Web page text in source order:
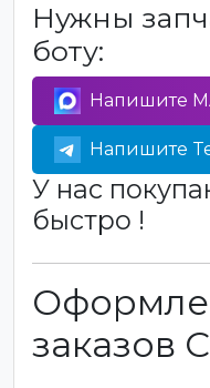
Нужны
боту:
Напишите
Напишите
У нас
быстро !
заказов